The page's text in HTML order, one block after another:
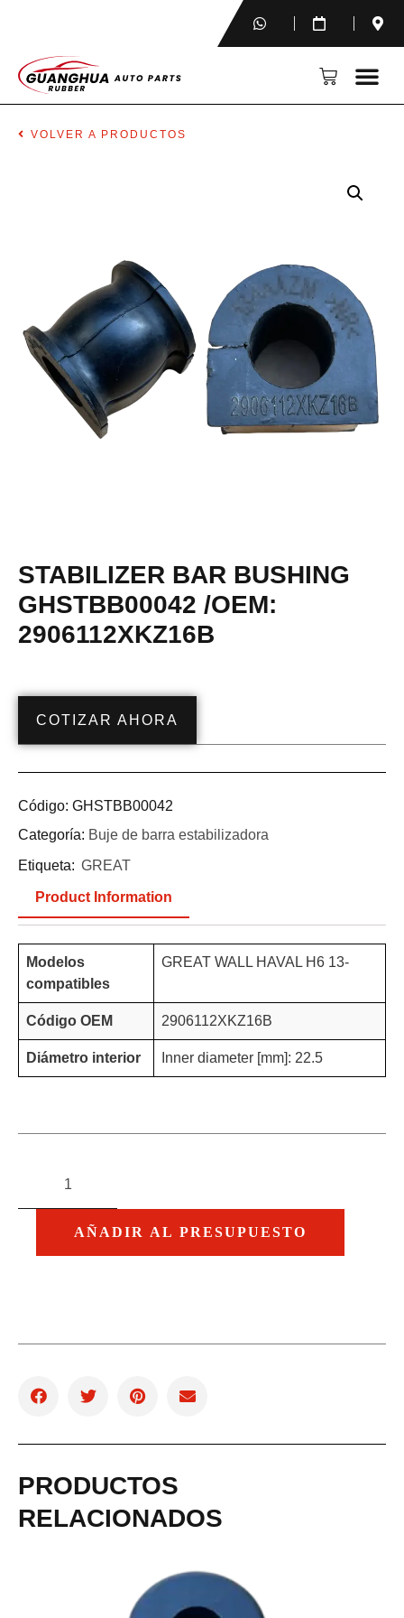
VOLVER A PRODUCTOS
STABILIZER BAR BUSHING
GHSTBB00042 /OEM:
2906112XKZ16B
COTIZAR AHORA
Código: GHSTBB00042
Categoría: Buje de barra estabilizadora
Etiqueta: GREAT
Product Information
Modelos
compatibles
GREAT WALL HAVAL H6 13-
Código OEM 2906112XKZ16B
Diámetro interior Inner diameter [mm]: 22.5
AÑADIR AL PRESUPUESTO
PRODUCTOS
RELACIONADOS